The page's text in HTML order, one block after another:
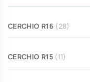
CERCHIO R16 (28)
CERCHIO R15 (11)